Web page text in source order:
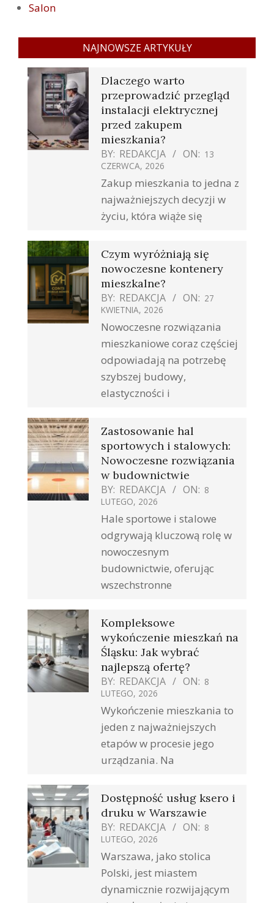
Salon
NAJNOWSZE ARTYKUŁY
Dlaczego warto
przeprowadzić przegląd
instalacji elektrycznej
przed zakupem
mieszkania?
BY: REDAKCJA ON: 13
CZERWCA, 2026
Zakup mieszkania to jedna z
najważniejszych decyzji w
życiu, która wiąże się
Czym wyróżniają się
nowoczesne kontenery
mieszkalne?
BY: REDAKCJA ON: 27
KWIETNIA, 2026
Nowoczesne rozwiązania
mieszkaniowe coraz częściej
odpowiadają na potrzebę
szybszej budowy,
elastyczności i
Zastosowanie hal
sportowych i stalowych:
Nowoczesne rozwiązania
w budownictwie
BY: REDAKCJA ON: 8
LUTEGO, 2026
Hale sportowe i stalowe
odgrywają kluczową rolę w
nowoczesnym
budownictwie, oferując
wszechstronne
Kompleksowe
wykończenie mieszkań na
Śląsku: Jak wybrać
najlepszą ofertę?
BY: REDAKCJA ON: 8
LUTEGO, 2026
Wykończenie mieszkania to
jeden z najważniejszych
etapów w procesie jego
urządzania. Na
Dostępność usług ksero i
druku w Warszawie
BY: REDAKCJA ON: 8
LUTEGO, 2026
Warszawa, jako stolica
Polski, jest miastem
dynamicznie rozwijającym